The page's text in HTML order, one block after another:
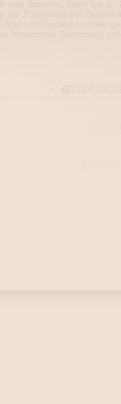
die Zustellung der
Mail und Facebook (Hier
und
eine